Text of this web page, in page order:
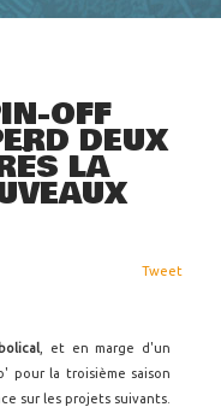
OFF
DEUX
LA
Tweet
, et en marge d'un
pour la troisième saison
sur les projets suivants.